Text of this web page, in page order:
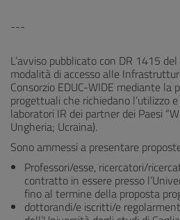
---
L’avviso pubblicato con DR 1415
modalità di accesso alle
Consorzio EDUC-WIDE mediante la
progettuali che richiedano l’utilizzo
laboratori IR dei partner dei Paesi
Ungheria; Ucraina).
Sono ammessi a presentare
Professori/esse, ricercatori/
contratto in essere presso
fino al termine della proposta
dottorandi/e iscritti/e